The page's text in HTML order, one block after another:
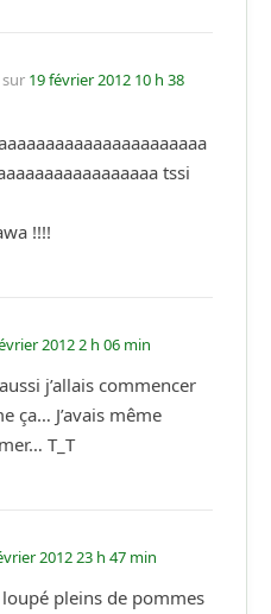
sur 19 février 2012 10 h 38
tssi
!!!!
2012 2 h 06 min
j’allais commencer
ça… J’avais même
T_T
2012 23 h 47 min
loupé pleins de pommes